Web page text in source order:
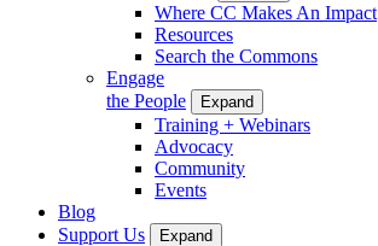
Where CC Makes An Impact
Resources
Search the Commons
Engage
the People
Expand
Training + Webinars
Advocacy
Community
Events
Blog
Support Us
Expand